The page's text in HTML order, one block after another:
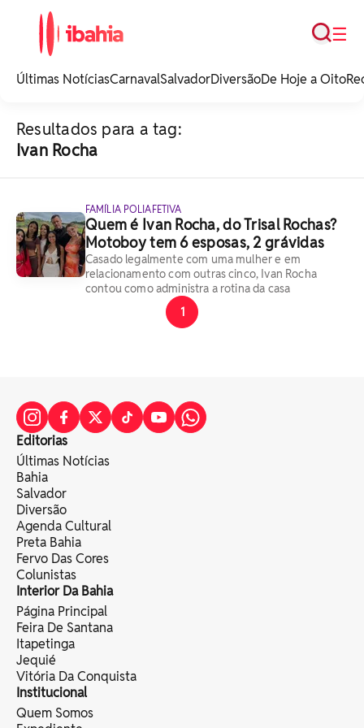
noticias e
☰
Busca
Últimas NotíciasCarnavalSalvadorDiversãoDe Hoje a Oito
Resultados para a tag:
Ivan Rocha
FAMÍLIA POLIAFETIVA
Quem é Ivan Rocha, do Trisal Rochas?
Motoboy tem 6 esposas, 2 grávidas
Casado legalmente com uma mulher e em
relacionamento com outras cinco, Ivan Rocha
contou como administra a rotina da casa
1
Editorias
Últimas Notícias
Bahia
Salvador
Diversão
Agenda Cultural
Preta Bahia
Fervo Das Cores
Colunistas
Interior Da Bahia
Página Principal
Feira De Santana
Itapetinga
Jequié
Vitória Da Conquista
Institucional
Quem Somos